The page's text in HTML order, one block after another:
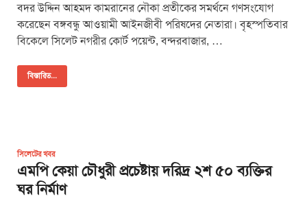
বদর উদ্দিন আহমদ কামরানের নৌকা প্রতীকের সমর্থনে গণসংযোগ
করেছেন বঙ্গবন্ধু আওয়ামী আইনজীবী পরিষদের নেতারা। বৃহস্পতিবার
বিকেলে সিলেট নগরীর কোর্ট পয়েন্ট, বন্দরবাজার, …
বিস্তারিত...
সিলেটের খবর
এমপি কেয়া চৌধুরী প্রচেষ্টায় দরিদ্র ২শ ৫০ ব্যক্তির
ঘর নির্মাণ